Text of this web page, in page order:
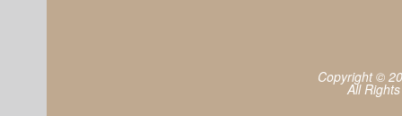
Copyright ©
All